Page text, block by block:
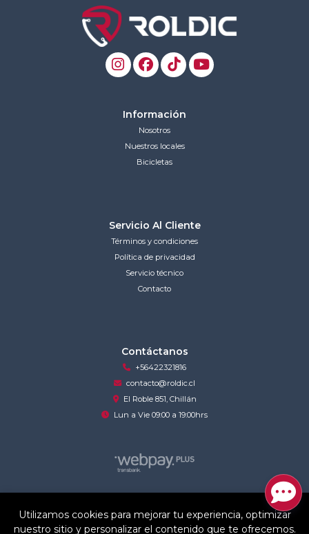
Información
Nosotros
Nuestros locales
Bicicletas
Servicio Al Cliente
Términos y condiciones
Política de privacidad
Servicio técnico
Contacto
Contáctanos
+56422321816
contacto@roldic.cl
El Roble 851, Chillán
Lun a Vie 09:00 a 19:00hrs
roldic © 2026
¿Te gusta mi tienda? Yo vendo conBsale
Utilizamos cookies para mejorar tu experiencia, optimizar
nuestro sitio y personalizar el contenido que te ofrecemos.